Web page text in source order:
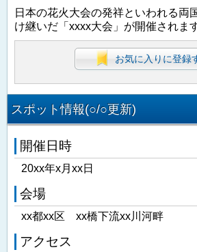
日本の花火大会の発祥といわれる両
け継いだ「xxxx大会」が開催されます
お気に入りに登録
スポット情報(○/○更新)
開催日時
20xx年x月xx日
会場
xx都xx区 xx橋下流xx川河畔
アクセス